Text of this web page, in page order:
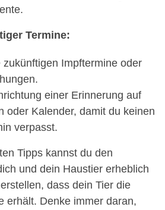
Termine:
zukünftigen Impftermine oder
einer Erinnerung auf
oder Kalender, damit du keinen
verpasst.
Tipps kannst du den
und dein Haustier erheblich
dass dein Tier die
erhält. Denke immer daran,